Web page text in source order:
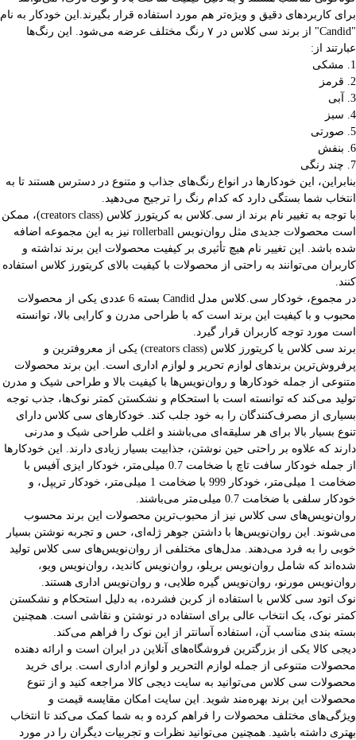
برای کاربردهای دقیق و ویژه‌تر هم مورد استفاده قرار بگیرند.این خودکار به نام
"Candid" از برند سی کلاس در ۷ رنگ مختلف عرضه می‌شود. این رنگ‌ها
عبارتند از:
1. مشکی
2. قرمز
3. آبی
4. سبز
5. صورتی
6. بنفش
7. چند رنگی
بنابراین، این خودکارها در انواع رنگ‌های جذاب و متنوع در دسترس هستند تا به
انتخاب شما بستگی دارد که کدام رنگ را ترجیح می‌دهید.
با توجه به تغییر نام برند از سی.کلاس به کریتورز کلاس (creators class)، ممکن
است محصولات جدیدی مثل روان‌نویس rollerball نیز به این مجموعه اضافه
شده باشد. این تغییر نام هیچ تأثیری بر کیفیت محصولات این برند نداشته و
کاربران می‌توانند به راحتی از محصولات با کیفیت بالای کریتورز کلاس استفاده
کنند.
در مجموع، خودکار سی.کلاس مدل Candid بسته 6 عددی یکی از محصولات
محبوب و با کیفیت این برند است که با طراحی مدرن و کارایی بالا، توانسته
است مورد توجه کاربران قرار گیرد.
برند سی کلاس یا کریتورز کلاس (creators class) یکی از معروفترین و
پرفروش‌ترین برندهای لوازم تحریر و لوازم اداری است. این برند محصولات
متنوعی از جمله خودکارها و روان‌نویس‌ها با کیفیت بالا و طراحی شیک و مدرن
تولید می‌کند که توانسته است با استحکام و نشکستن کمتر نوک‌ها، جذب توجه
بسیاری از مصرف‌کنندگان را به خود جلب کند. خودکارهای سی کلاس دارای
تنوع بسیار بالا برای هر سلیقه‌ای می‌باشند و اغلب طراحی شیک و مدرنی
دارند که علاوه بر راحتی حین نوشتن، جذابیت بسیار زیادی دارند. این خودکارها
از جمله خودکار سافت تاچ با ضخامت 0.7 میلی‌متر، خودکار ایزی آفیس با
ضخامت 1 میلی‌متر، خودکار 999 با ضخامت 1 میلی‌متر، خودکار تریپل، و
خودکار سلفی با ضخامت 0.7 میلی‌متر می‌باشند.
روان‌نویس‌های سی کلاس نیز از محبوب‌ترین محصولات این برند محسوب
می‌شوند. این روان‌نویس‌ها با داشتن جوهر ژله‌ای، حس و تجربه نوشتن بسیار
خوبی را به فرد می‌دهند. مدل‌های مختلفی از روان‌نویس‌های سی کلاس تولید
شده‌اند که شامل روان‌نویس بریلو، روان‌نویس کاندید، روان‌نویس ویو،
روان‌نویس مورنو، روان‌نویس گیره طلایی، و روان‌نویس اداری هستند.
نوک اتود سی کلاس با استفاده از کربن فشرده، به دلیل استحکام و نشکستن
کمتر نوک، یک انتخاب عالی برای استفاده در نوشتن و نقاشی است. همچنین
بسته بندی مناسب آن، استفاده آسانتر از این نوک را فراهم می‌کند.
دیجی کالا یکی از بزرگترین فروشگاه‌های آنلاین در ایران است و ارائه دهنده
محصولات متنوعی از جمله لوازم التحریر و لوازم اداری است. برای خرید
محصولات سی کلاس می‌توانید به سایت دیجی کالا مراجعه کنید و از تنوع
محصولات این برند بهره‌مند شوید. این سایت امکان مقایسه قیمت و
ویژگی‌های مختلف محصولات را فراهم کرده و به شما کمک می‌کند تا انتخاب
بهتری داشته باشید. همچنین می‌توانید نظرات و تجربیات دیگران را در مورد